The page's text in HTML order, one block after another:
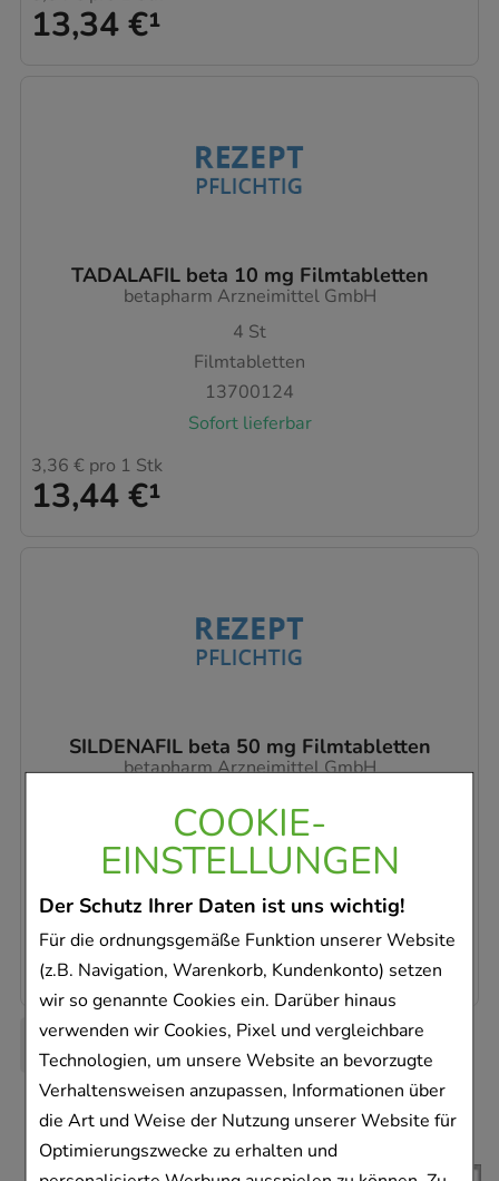
COOKIE-
EINSTELLUNGEN
Der Schutz Ihrer Daten ist uns wichtig!
Für die ordnungsgemäße Funktion unserer Website
(z.B. Navigation, Warenkorb, Kundenkonto) setzen
wir so genannte Cookies ein. Darüber hinaus
verwenden wir Cookies, Pixel und vergleichbare
Technologien, um unsere Website an bevorzugte
Verhaltensweisen anzupassen, Informationen über
die Art und Weise der Nutzung unserer Website für
Optimierungszwecke zu erhalten und
13,34 €¹
TADALAFIL beta 10 mg Filmtabletten
betapharm Arzneimittel GmbH
4 St
Filmtabletten
13700124
Sofort lieferbar
13,44 €¹
3,36 € pro 1 Stk
SILDENAFIL beta 50 mg Filmtabletten
betapharm Arzneimittel GmbH
4St
Filmtabletten
14242959
Dieses Produkt ist zur Zeit nicht verfügbar
13,27 €¹
3,32 €pro 1 Stk